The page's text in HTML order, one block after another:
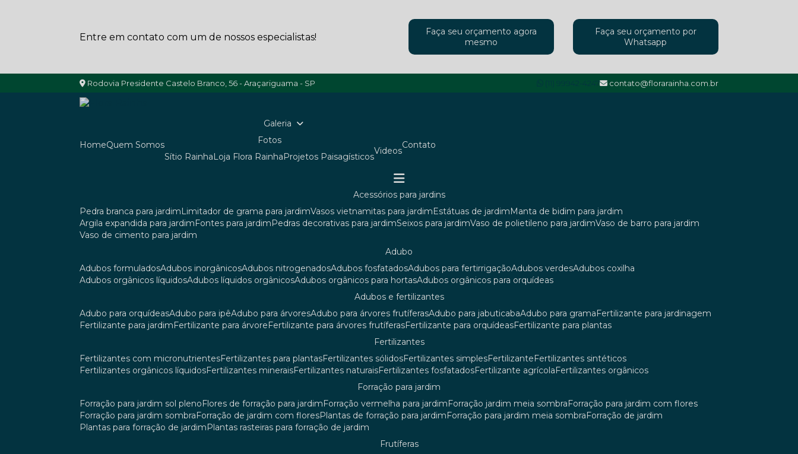
Entre em contato com um de nossos especialistas!
Faça seu orçamento agora
mesmo
Faça seu orçamento por
Whatsapp
Rodovia Presidente Castelo Branco, 56 - Araçariguama - SP contato@florarainha.com.br
Home Quem Somos
Galeria
Fotos
Sítio Rainha
Loja Flora Rainha Projetos Paisagísticos
Videos
Contato
acessórios para jardins
pedra branca para jardim
limitador de grama para jardim vasos vietnamitas para jardim estátuas de jardim
manta de bidim para jardim
argila expandida para jardim
fontes para jardim pedras decorativas para jardim seixos para jardim vaso de polietileno para jardim vaso de barro para jardim
vaso de cimento para jardim
adubo
adubos formulados adubos inorgânicos adubos nitrogenados adubos fosfatados adubos para fertirrigação adubos verdes adubos coxilha
adubos orgânicos líquidos adubos líquidos orgânicos adubos orgânicos para hortas adubos orgânicos para orquídeas
adubos e fertilizantes
adubo para orquídeas adubo para ipê adubo para árvores adubo para árvores frutíferas adubo para jabuticaba adubo para grama
fertilizante para jardinagem
fertilizante para jardim
fertilizante para árvore fertilizante para árvores frutíferas fertilizante para orquídeas fertilizante para plantas
fertilizantes
fertilizantes com micronutrientes fertilizantes para plantas fertilizantes sólidos fertilizantes simples fertilizante
fertilizantes sintéticos
fertilizantes orgânicos líquidos fertilizantes minerais fertilizantes naturais fertilizantes fosfatados fertilizante agrícola
fertilizantes orgânicos
forração para jardim
forração para jardim sol pleno
flores de forração para jardim forração vermelha para jardim forração jardim meia sombra
forração para jardim com flores
forração para jardim sombra
forração de jardim com flores plantas de forração para jardim forração para jardim meia sombra
forração de jardim
plantas para forração de jardim
plantas rasteiras para forração de jardim
frutíferas